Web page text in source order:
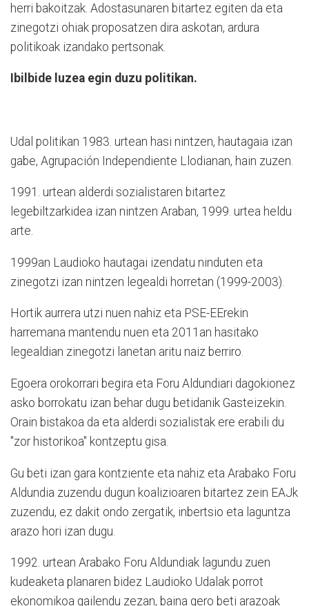
herri bakoitzak. Adostasunaren bitartez egiten da eta
zinegotzi ohiak proposatzen dira askotan, ardura
politikoak izandako pertsonak.
Ibilbide luzea egin duzu politikan.
Udal politikan 1983. urtean hasi nintzen, hautagaia izan
gabe, Agrupación Independiente Llodianan, hain zuzen.
1991. urtean alderdi sozialistaren bitartez
legebiltzarkidea izan nintzen Araban, 1999. urtea heldu
arte.
1999an Laudioko hautagai izendatu ninduten eta
zinegotzi izan nintzen legealdi horretan (1999-2003).
Hortik aurrera utzi nuen nahiz eta PSE-EErekin
harremana mantendu nuen eta 2011an hasitako
legealdian zinegotzi lanetan aritu naiz berriro.
Egoera orokorrari begira eta Foru Aldundiari dagokionez
asko borrokatu izan behar dugu betidanik Gasteizekin.
Orain bistakoa da eta alderdi sozialistak ere erabili du
"zor historikoa" kontzeptu gisa.
Gu beti izan gara kontziente eta nahiz eta Arabako Foru
Aldundia zuzendu dugun koalizioaren bitartez zein EAJk
zuzendu, ez dakit ondo zergatik, inbertsio eta laguntza
arazo hori izan dugu.
1992. urtean Arabako Foru Aldundiak lagundu zuen
kudeaketa planaren bidez Laudioko Udalak porrot
ekonomikoa gailendu zezan, baina gero beti arazoak